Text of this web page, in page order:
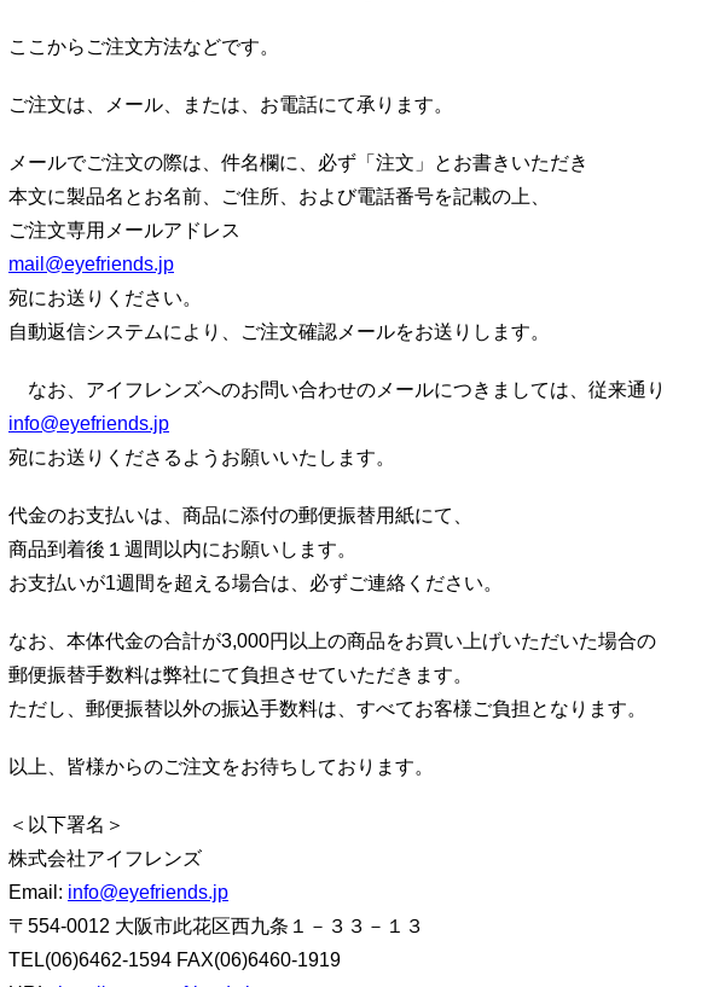
ここからご注文方法などです。
ご注文は、メール、または、お電話にて承ります。
メールでご注文の際は、件名欄に、必ず「注文」とお書きいただき
本文に製品名とお名前、ご住所、および電話番号を記載の上、
ご注文専用メールアドレス
mail@eyefriends.jp
宛にお送りください。
自動返信システムにより、ご注文確認メールをお送りします。
なお、アイフレンズへのお問い合わせのメールにつきましては、従来通り
info@eyefriends.jp
宛にお送りくださるようお願いいたします。
代金のお支払いは、商品に添付の郵便振替用紙にて、
商品到着後１週間以内にお願いします。
お支払いが1週間を超える場合は、必ずご連絡ください。
なお、本体代金の合計が3,000円以上の商品をお買い上げいただいた場合の
郵便振替手数料は弊社にて負担させていただきます。
ただし、郵便振替以外の振込手数料は、すべてお客様ご負担となります。
以上、皆様からのご注文をお待ちしております。
＜以下署名＞
株式会社アイフレンズ
Email: info@eyefriends.jp
〒554-0012 大阪市此花区西九条１－３３－１３
TEL(06)6462-1594 FAX(06)6460-1919